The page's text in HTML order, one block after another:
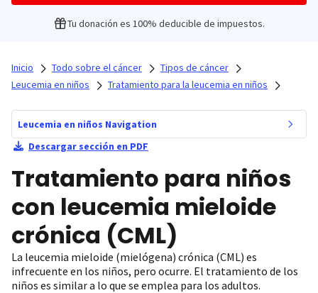
Tu donación es 100% deducible de impuestos.
Inicio Todo sobre el cáncer
Tipos de cáncer
Leucemia en niños
Tratamiento para la leucemia en niños
Leucemia en niños Navigation
Descargar sección en PDF
Tratamiento para niños
con leucemia mieloide
crónica (CML)
La leucemia mieloide (mielógena) crónica (CML) es
infrecuente en los niños, pero ocurre. El tratamiento de los
niños es similar a lo que se emplea para los adultos.